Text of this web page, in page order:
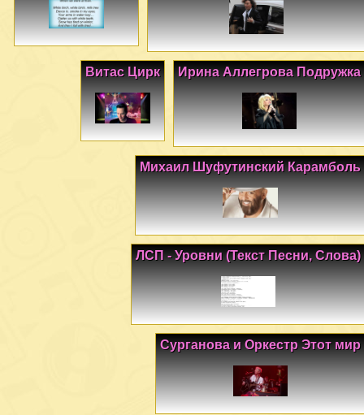
Ирина Аллегрова Подружка
Витас Цирк
Михаил Шуфутинский Карамболь
ЛСП - Уровни (Текст Песни, Слова)
Сурганова и Оркестр Этот мир